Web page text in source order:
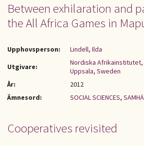
Between exhilaration and
the All Africa Games in
Upphovsperson:
Lindell, Ilda
Utgivare:
Nordiska Afrikainstitutet,
Uppsala, Sweden
År:
2012
Ämnesord:
SOCIAL SCIENCES,
Cooperatives revisited